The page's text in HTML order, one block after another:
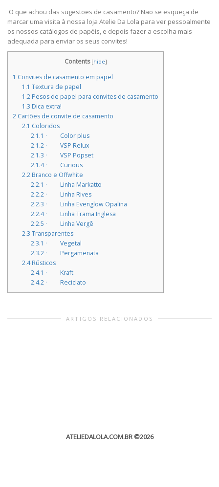
O que achou das sugestões de casamento? Não se esqueça de
marcar uma visita à nossa loja Atelie Da Lola para ver pessoalmente
os nossos catálogos de papéis, e depois fazer a escolha mais
adequada para enviar os seus convites!
Contents [hide]
1 Convites de casamento em papel
1.1 Textura de papel
1.2Pesos de papel para convites de casamento
1.3 Dica extra!
2 Cartões de convite de casamento
2.1 Coloridos
2.1.1 · Color plus
2.1.2 · VSP Relux
2.1.3 · VSP Popset
2.1.4· Curious
2.2Branco e Offwhite
2.2.1 · Linha Markatto
2.2.2 · Linha Rives
2.2.3 · Linha Evenglow Opalina
2.2.4· Linha Trama Inglesa
2.2.5 · Linha Vergê
2.3 Transparentes
2.3.1 · Vegetal
2.3.2 · Pergamenata
2.4Rústicos
2.4.1 · Kraft
2.4.2 · Reciclato
ARTIGOS RELACIONADOS
ATELIEDALOLA.COM.BR©2026